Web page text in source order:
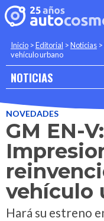
Inicio >Editorial >Noticias >
vehículo urbano
NOTICIAS
NOVEDADES
GM EN-V:
vehículo
Hará su estreno